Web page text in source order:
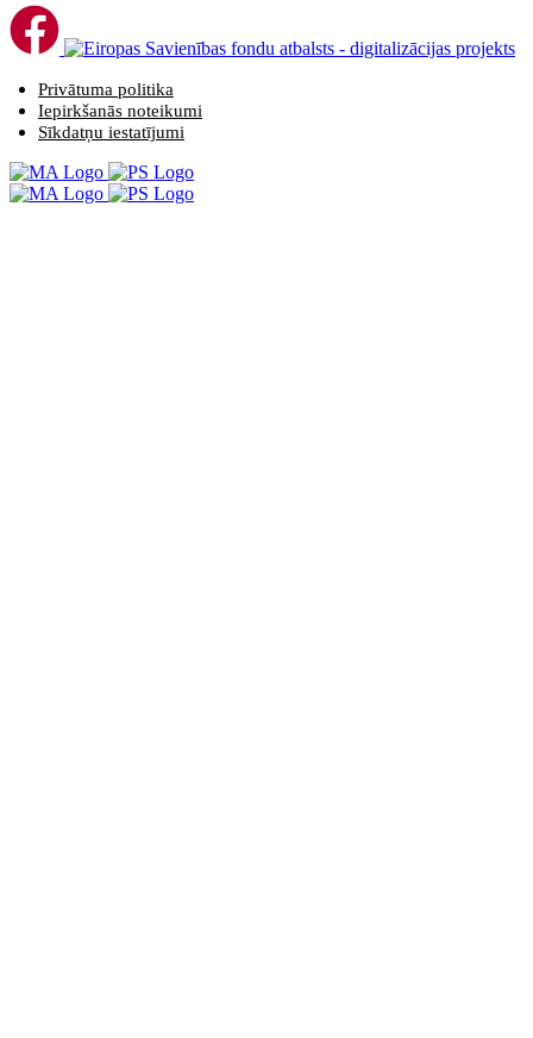
Privātuma politika
Iepirkšanās noteikumi
Sīkdatņu iestatījumi